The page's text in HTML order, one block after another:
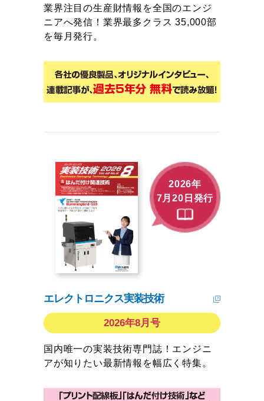
業界注目の生産財情報を全国のエンジ
ニアへ発信！業界最多クラス 35,000部
を毎月発行。
2026年
7月20日発行
エレクトロニクス実装技術
2026年8月号
国内唯一の実装技術専門誌！エンジニ
アが知りたい最新情報を幅広く特集。